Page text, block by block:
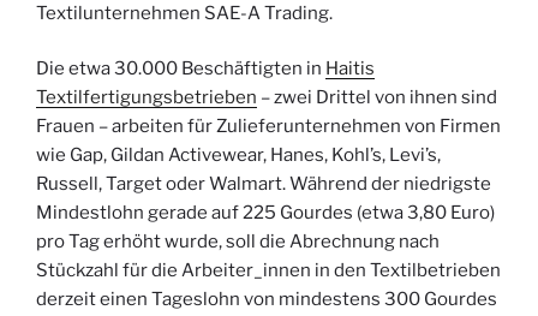
Textilunternehmen SAE-A Trading.
Die etwa 30.000 Beschäftigten in Haitis
Textilfertigungsbetrieben – zwei Drittel von ihnen sind
Frauen – arbeiten für Zulieferunternehmen von Firmen
wie Gap, Gildan Activewear, Hanes, Kohl’s, Levi’s,
Russell, Target oder Walmart. Während der niedrigste
Mindestlohn gerade auf 225 Gourdes (etwa 3,80 Euro)
pro Tag erhöht wurde, soll die Abrechnung nach
Stückzahl für die Arbeiter_innen in den Textilbetrieben
derzeit einen Tageslohn von mindestens 300 Gourdes